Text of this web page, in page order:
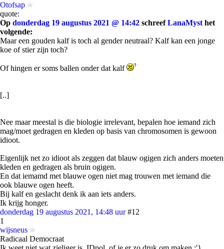
Otofsap
quote:
Op donderdag 19 augustus 2021 @ 14:42 schreefLanaMyst het
volgende:
Maar een gouden kalf is toch al gender neutraal? Kalf kan een jonge
koe of stier zijn toch?
Of hingen er soms ballen onder dat kalf
[..]
Nee maar meestal is die biologie irrelevant, bepalen hoe iemand zich
mag/moet gedragen en kleden op basis van chromosomen is gewoon
idioot.
Eigenlijk net zo idioot als zeggen dat blauw ogigen zich anders moeten
kleden en gedragen als bruin ogigen.
En dat iemamd met blauwe ogen niet mag trouwen met iemand die
ook blauwe ogen heeft.
Bij kalf en geslacht denk ik aan iets anders.
Ik krijg honger.
donderdag 19 augustus 2021, 14:48 uur #12
1
wijsneus
Radicaal Democraat